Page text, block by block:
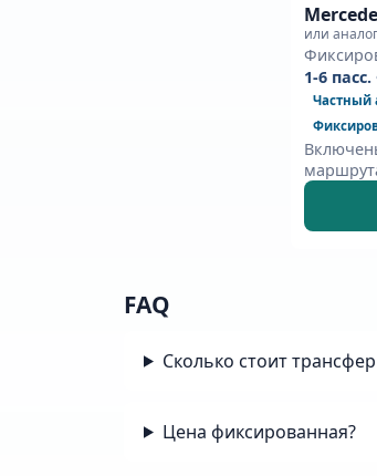
или аналог
1-6
Частный
FAQ
Сколько стоит
Цена фиксированная?